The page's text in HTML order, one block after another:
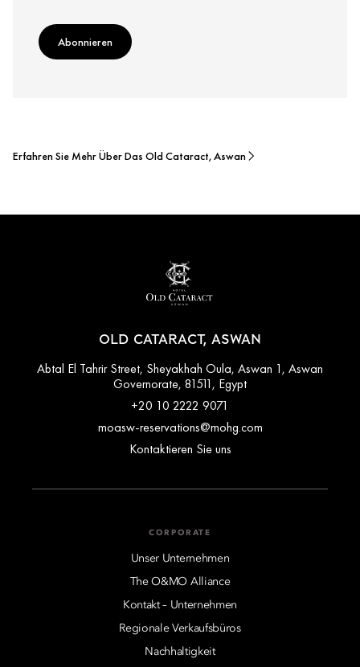
Abonnieren
Erfahren Sie Mehr Über Das Old Cataract, Aswan
OLD CATARACT, ASWAN
Abtal El Tahrir Street, Sheyakhah Oula, Aswan 1, Aswan
Governorate, 81511, Egypt
+20 10 2222 9071
moasw-reservations@mohg.com
Kontaktieren Sie uns
CORPORATE
Unser Unternehmen
The O&MO Alliance
Kontakt – Unternehmen
Regionale Verkaufsbüros
Nachhaltigkeit